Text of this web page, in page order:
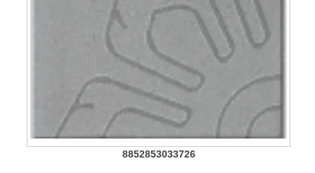
8852853033726